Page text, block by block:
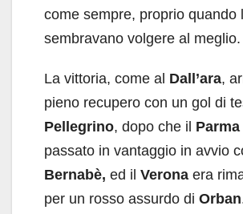
come sempre, proprio quando
sembravano volgere al meglio.
La vittoria, come al Dall’ara,
pieno recupero con un gol di
Pellegrino, dopo che il Parma
passato in vantaggio in avvio
Bernabè, ed il Verona era
per un rosso assurdo di Orban